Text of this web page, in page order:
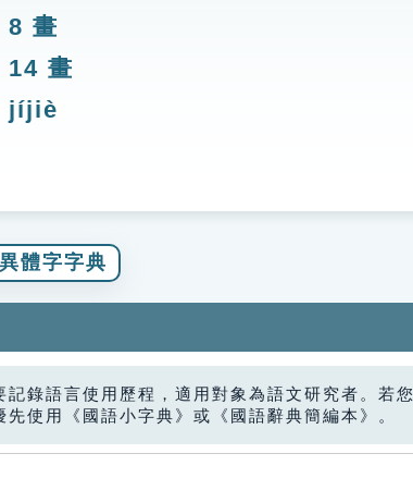
8 畫
14 畫
jíjiè
體字字典
記錄語言使用歷程，適用對象為語文研究者。若
使用《國語小字典》或《國語辭典簡編本》。